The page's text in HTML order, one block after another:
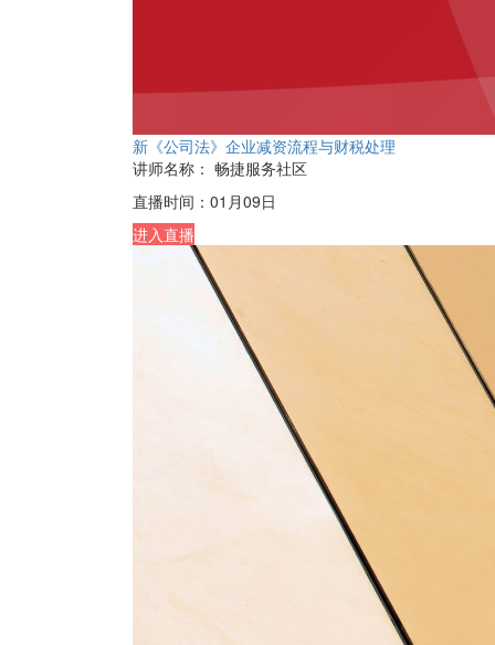
新《公司法》企业减资流程与财税处理
讲师名称： 畅捷服务社区
直播时间： 01月09日
进入直播